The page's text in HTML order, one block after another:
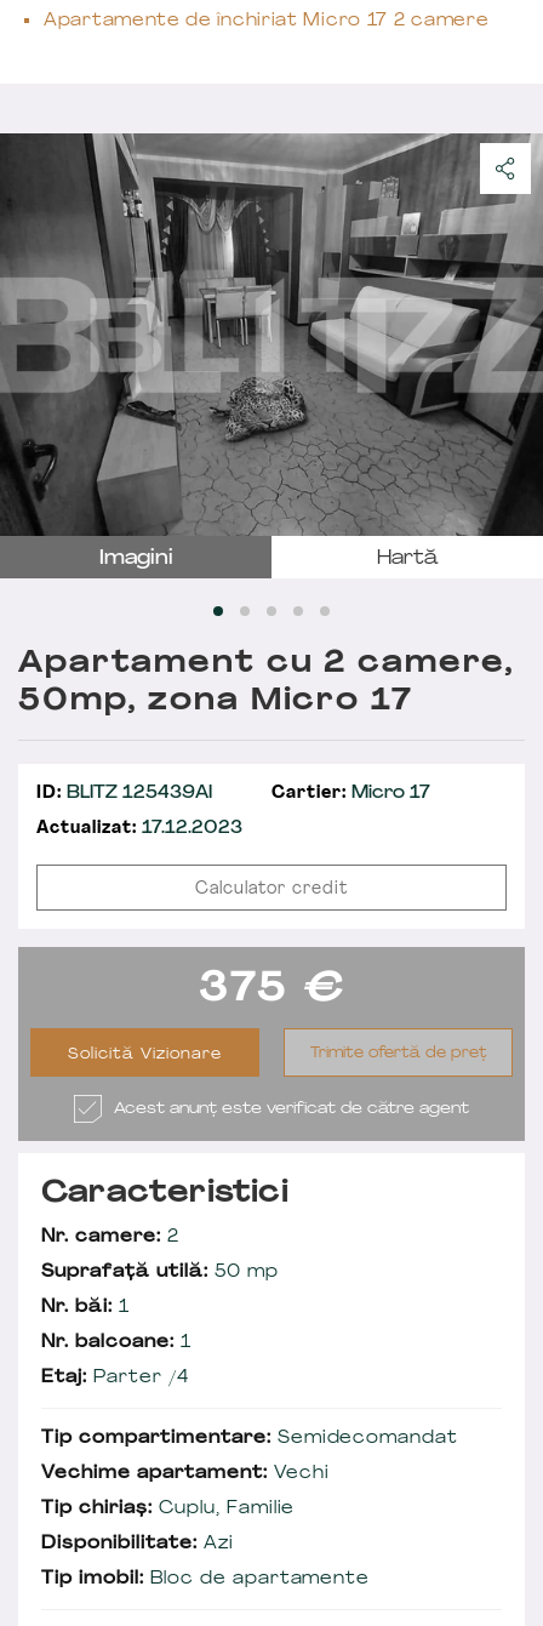
Apartamente de închiriat Micro 17 2 camere
Imagini Hartă
Apartament cu 2 camere,
50mp, zona Micro 17
ID: BLITZ 125439AI Cartier: Micro 17
Actualizat: 17.12.2023
Calculator credit
375 €
Solicită Vizionare Trimite ofertă de preț
Acest anunț este verificat de către agent
Caracteristici
Nr. camere: 2
Suprafață utilă: 50 mp
Nr. băi: 1
Nr. balcoane: 1
Etaj: Parter /4
Tip compartimentare: Semidecomandat
Vechime apartament: Vechi
Tip chiriaș: Cuplu, Familie
Disponibilitate: Azi
Tip imobil: Bloc de apartamente